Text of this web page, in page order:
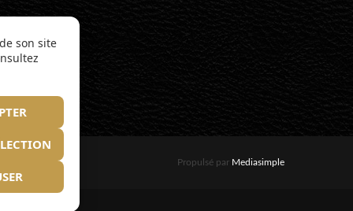
Propulsé par Mediasimple
son site